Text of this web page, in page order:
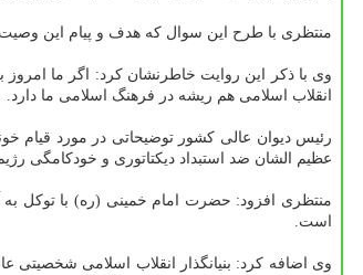
منتظری با طرح این سوال که هدف و پیام این وصیت
وی با ذکر این روایت خاطرنشان کرد: اگر ما
انقلاب اسلامی هم ریشه در فرهنگ اسلامی ما دارد.
عظیم الشان ضد استبداد دیکتاتوری و خودکامگی
منتظری افزود: حضرت امام خمینی (ره) با توکل به
است.
وی اضافه کرد: بنیانگذار انقلاب اسلامی شخصیتی